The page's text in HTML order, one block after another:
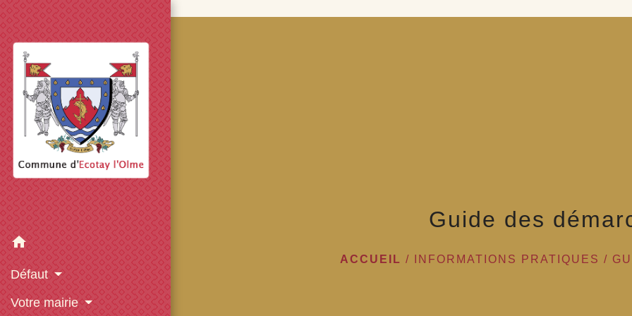
googled7e4d5fb082cc1df.html
home
Défaut
Votre mairie
Guide des
ACCUEIL / INFORMATIONS PRATIQUES /